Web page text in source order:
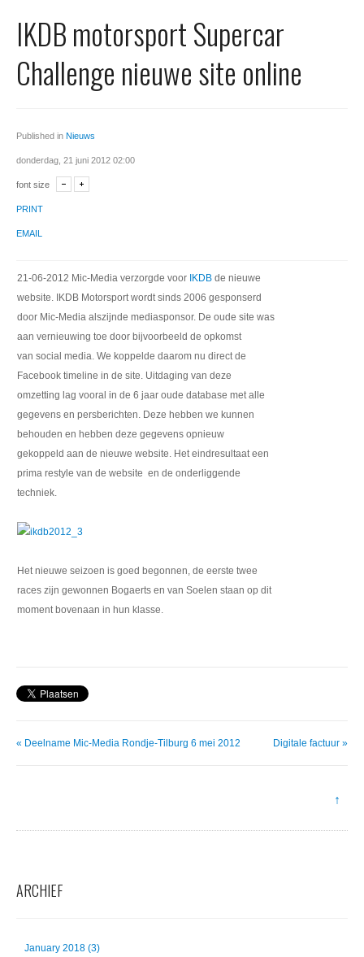
Domeinnaam registreren
SSL certificaat
IKDB motorsport Supercar
Challenge nieuwe site online
Published in Nieuws
donderdag, 21 juni 2012 02:00
font size
PRINT
EMAIL
21-06-2012 Mic-Media verzorgde voor IKDB de nieuwe
website. IKDB Motorsport wordt sinds 2006 gesponserd
door Mic-Media alszijnde mediasponsor. De oude site was
aan vernieuwing toe door bijvoorbeeld de opkomst
van social media. We koppelde daarom nu direct de
Facebook timeline in de site. Uitdaging van deze
omzetting lag vooral in de 6 jaar oude database met alle
gegevens en persberichten. Deze hebben we kunnen
behouden en hebben deze gegevens opnieuw
gekoppeld aan de nieuwe website. Het eindresultaat een
prima restyle van de website en de onderliggende
techniek.
Het nieuwe seizoen is goed begonnen, de eerste twee
races zijn gewonnen Bogaerts en van Soelen staan op dit
moment bovenaan in hun klasse.
« Deelname Mic-Media Rondje-Tilburg 6 mei 2012 Digitale factuur »
↑
ARCHIEF
January 2018 (3)